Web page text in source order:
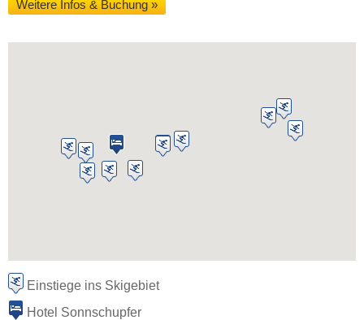
Weitere Infos & Buchung »
Einstiege ins Skigebiet
Hotel Sonnschupfer